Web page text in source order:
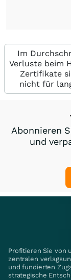
Im
Verluste beim
Zertifikate
nicht für
Abonnieren
und
Profitieren Sie von
zentralen
und fundierten
strategische